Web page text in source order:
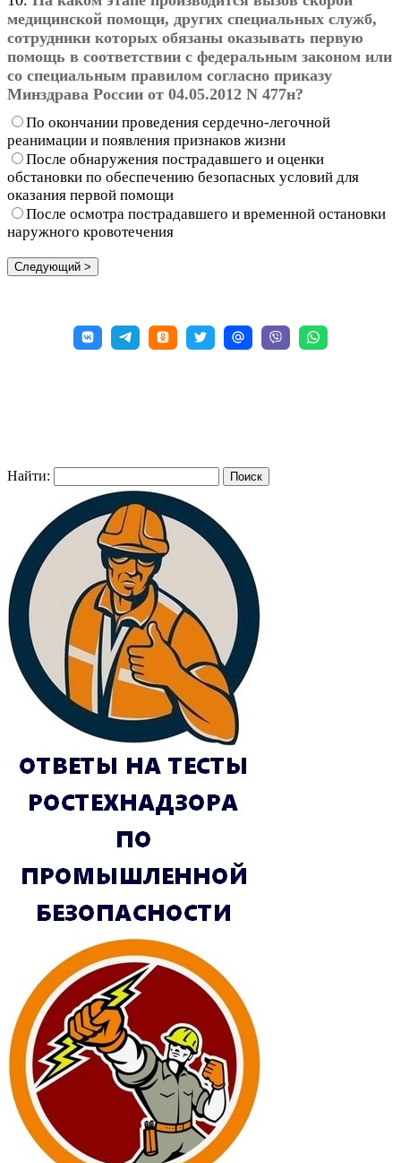
медицинской помощи, других специальных служб,
сотрудники которых обязаны оказывать первую
помощь в соответствии с федеральным законом или
со специальным правилом согласно приказу
Минздрава России от 04.05.2012 N 477н?
По окончании проведения сердечно-легочной
реанимации и появления признаков жизни
После обнаружения пострадавшего и оценки
обстановки по обеспечению безопасных условий для
оказания первой помощи
После осмотра пострадавшего и временной остановки
наружного кровотечения
Найти: